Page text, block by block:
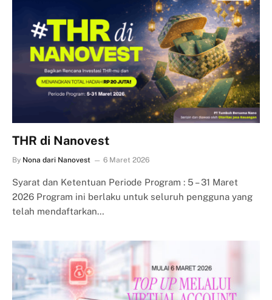
THR di Nanovest
By Nona dari Nanovest 6 Maret 2026
Syarat dan Ketentuan Periode Program : 5 – 31 Maret
2026 Program ini berlaku untuk seluruh pengguna yang
telah mendaftarkan…